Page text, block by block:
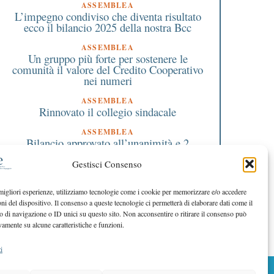
Gestisci Consenso
esperienze, utilizziamo tecnologie come i cookie per memorizzare e/o accedere
del dispositivo. Il consenso a queste tecnologie ci permetterà di elaborare dati come il
di navigazione o ID unici su questo sito. Non acconsentire o ritirare il consenso può
su alcune caratteristiche e funzioni.
ASSEMBLEA
L’impegno condiviso che diventa risultato
ecco il bilancio 2025 della nostra Bcc
ASSEMBLEA
Un gruppo più forte per sostenere le
comunità il valore del Credito Cooperativo
nei numeri
ASSEMBLEA
Rinnovato il collegio sindacale
ASSEMBLEA
Bilancio approvato all’unanimità e 2
EDITORIALE PRESIDENTE
Costruire futuro insieme